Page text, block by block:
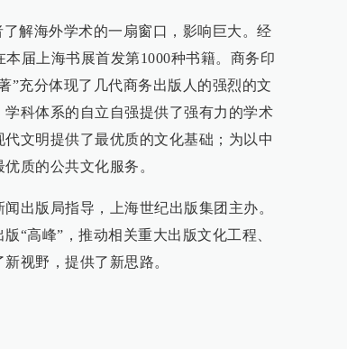
解海外学术的一扇窗口，影响巨大。经
届上海书展首发第1000种书籍。商务印
”充分体现了几代商务出版人的强烈的文
科体系的自立自强提供了强有力的学术
文明提供了最优质的文化基础；为以中
质的公共文化服务。
出版局指导，上海世纪出版集团主办。
“高峰”，推动相关重大出版文化工程、
视野，提供了新思路。